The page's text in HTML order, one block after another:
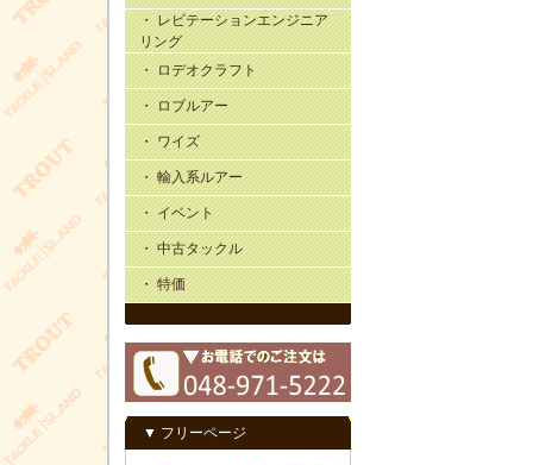
・ レビテーションエンジニア
リング
・ ロデオクラフト
・ ロブルアー
・ ワイズ
・ 輸入系ルアー
・ イベント
・ 中古タックル
・ 特価
▼ フリーページ